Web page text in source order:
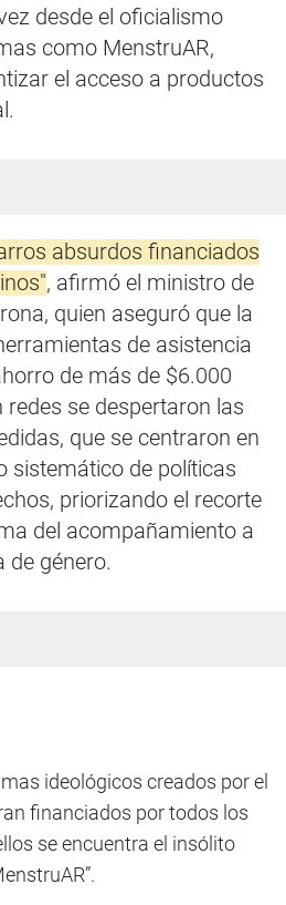
desde el oficialismo
como MenstruAR,
el acceso a productos
absurdos financiados
, afirmó el ministro de
quien aseguró que la
de asistencia
de más de $6.000
redes se despertaron las
que se centraron en
sistemático de políticas
priorizando el recorte
del acompañamiento a
de género.
ideológicos creados por el
financiados por todos los
se encuentra el insólito